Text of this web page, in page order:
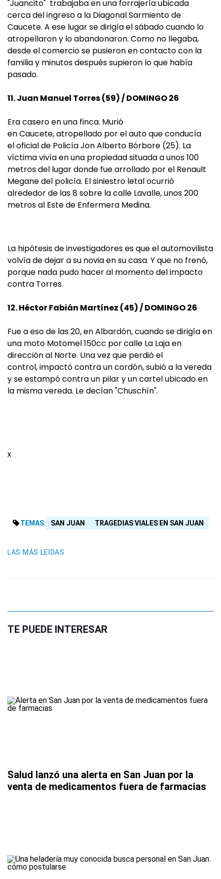
"Juancito" trabajaba en una forrajería ubicada
cerca del ingreso a la Diagonal Sarmiento de
Caucete. A ese lugar se dirigía el sábado cuando lo
atropellaron y lo abandonaron. Como no llegaba,
desde el comercio se pusieron en contacto con la
familia y minutos después supieron lo que había
pasado.
11. Juan Manuel Torres (59) / DOMINGO 26
Era casero en una finca. Murió
en Caucete, atropellado por el auto que conducía
el oficial de Policía Jon Alberto Bórbore (25). La
víctima vivía en una propiedad situada a unos 100
metros del lugar donde fue arrollado por el Renault
Megane del policía. El siniestro letal ocurrió
alrededor de las 8 sobre la calle Lavalle, unos 200
metros al Este de Enfermera Medina.
La hipótesis de investigadores es que el automovilista
volvía de dejar a su novia en su casa. Y que no frenó,
porque nada pudo hacer al momento del impacto
contra Torres.
12. Héctor Fabián Martínez (45) / DOMINGO 26
Fue a eso de las 20, en Albardón, cuando se dirigía en
una moto Motomel 150cc por calle La Laja en
dirección al Norte. Una vez que perdió el
control, impactó contra un cordón, subió a la vereda
y se estampó contra un pilar y un cartel ubicado en
la misma vereda. Le decían "Chuschín".
x
TEMAS: SAN JUAN TRAGEDIAS VIALES EN SAN JUAN
LAS MÁS LEIDAS
TE PUEDE INTERESAR
Salud lanzó una alerta en San Juan por la
venta de medicamentos fuera de farmacias